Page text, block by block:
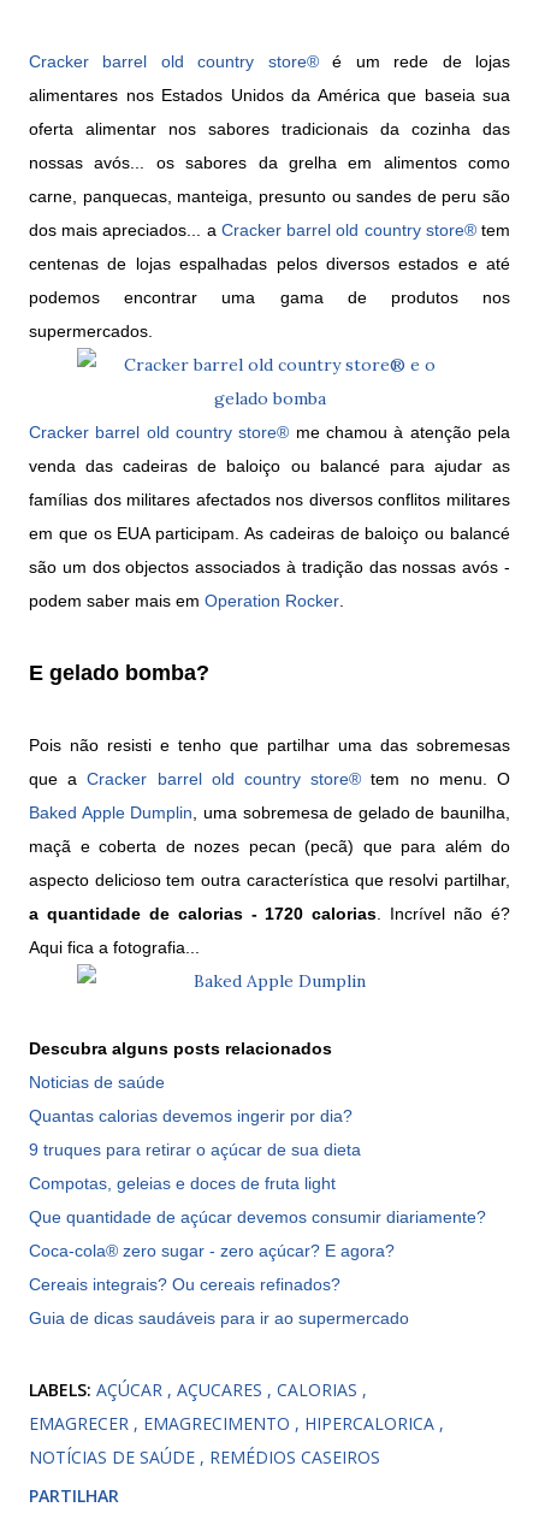
Cracker barrel old country store®é um rede de lojas
alimentares nos Estados Unidos da América que baseia sua
oferta alimentar nos sabores tradicionais da cozinha das
nossas avós... os sabores da grelha em alimentos como
carne, panquecas, manteiga, presunto ou sandes de peru são
dos mais apreciados... a Cracker barrel old country store®tem
centenas de lojas espalhadas pelos diversos estados e até
podemos encontrar uma gama de produtos nos
supermercados.
Cracker barrel old country store® me chamou à atenção pela
venda das cadeiras de baloiço ou balancé para ajudar as
famílias dos militares afectados nos diversos conflitos militares
em que os EUA participam. As cadeiras de baloiço ou balancé
são um dos objectos associados à tradição das nossas avós -
podem saber mais em Operation Rocker
E gelado bomba?
Pois não resisti e tenho que partilhar uma das sobremesas
que aCracker barrel old country store® tem no menu. O
Baked Apple Dumplin , uma sobremesa de gelado de baunilha,
maçã e coberta de nozes pecan (pecã) que para além do
aspecto delicioso tem outra característica que resolvi partilhar,
a quantidade de calorias - 1720 calorias . Incrível não é?
Aqui fica a fotografia...
Descubra alguns posts relacionados
Noticias de saúde
Quantas calorias devemos ingerir por dia?
9 truques para retirar o açúcar de sua dieta
Compotas, geleias e doces de fruta light
Que quantidade de açúcar devemos consumir diariamente?
Coca-cola® zero sugar - zero açúcar? E agora?
Cereais integrais? Ou cereais refinados?
Guia de dicas saudáveis para ir ao supermercado
LABELS: AÇÚCAR AÇUCARES
CALORIAS
EMAGRECER
EMAGRECIMENTO
HIPERCALORICA
NOTÍCIAS DE SAÚDE
REMÉDIOS CASEIROS
PARTILHAR